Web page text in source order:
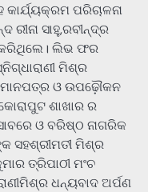
ପରିଚାଳନା
ରୀନା ସାହୁ,ରବୀନ୍ଦ୍ର
ଲିଭ ଫର
ମିଶ୍ର
ଓ ଉପଢ଼ୌକନ
ଶାଖାର ର
ଓ ବରିଷ୍ଠ ନାଗରିକ
ସହଶ୍ରୀମତୀ ମିଶ୍ର
ତ୍ରିପାଠୀ ମଂଚ
ଧନ୍ୟବାଦ ଅର୍ପଣ